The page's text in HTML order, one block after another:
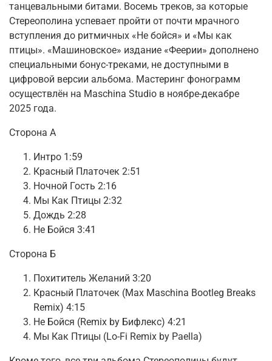
танцевальными битами. Восемь треков, за которые
Стереополина успевает пройти от почти мрачного
вступления до ритмичных «Не бойся» и «Мы как
птицы». «Машиновское» издание «Феерии» дополнено
специальными бонус-треками, не доступными в
цифровой версии альбома. Мастеринг фонограмм
осуществлён на Maschina Studio в ноябре-декабре
2025 года.
Сторона А
Интро 1:59
Красный Платочек 2:51
Ночной Гость 2:16
Мы Как Птицы 2:32
Дождь 2:28
Не Бойся 3:41
Сторона Б
Похититель Желаний 3:20
Красный Платочек (Max Maschina Bootleg Breaks
Remix) 4:15
Не Бойся (Remix by Бифлекс) 4:21
Мы Как Птицы (Lo-Fi Remix by Paella)